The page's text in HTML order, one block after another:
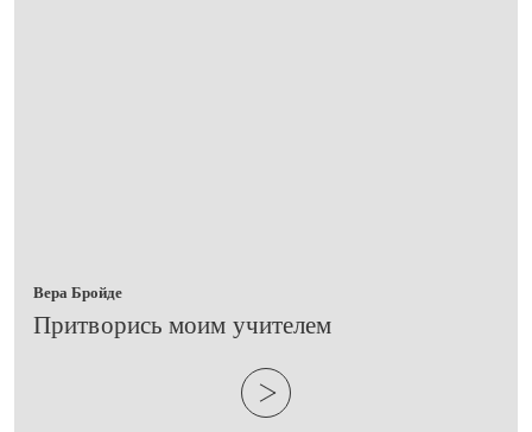
Вера Бройде
​Притворись моим учителем